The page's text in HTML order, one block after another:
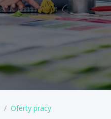
/ Oferty pracy